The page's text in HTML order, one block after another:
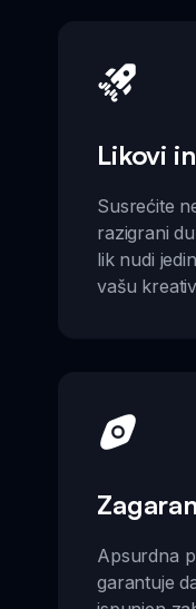
Likovi
Susrećite
razigrani
lik nudi
vašu
Apsurdna
garantuje